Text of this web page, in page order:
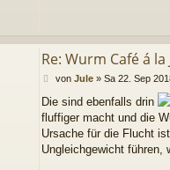
Re: Wurm Café á
B
i
t
r
g
von Jule» Sa 22. Sep
Die sind ebenfalls drin
fluffiger macht und die
Ursache für die Flucht
Ungleichgewicht führen,